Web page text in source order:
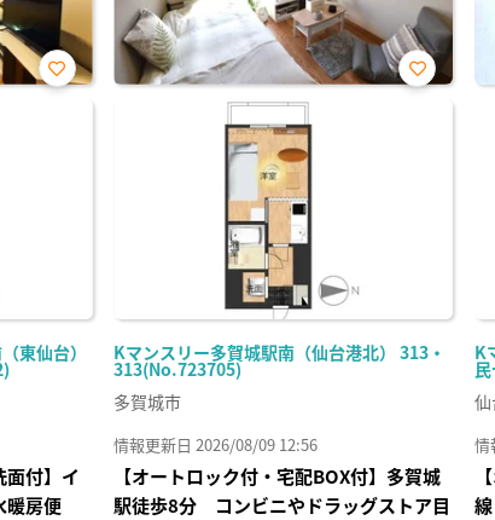
東仙台）
お気
面付】イ
暖房便
Kマンスリー多賀城駅南（仙台港北） 313・
313(No.723705)
お気
多賀城市
情報更新日 2026/08/09 12:56
【オートロック付・宅配BOX付】多賀城
駅徒歩8分 コンビニやドラッグストア目
K
情